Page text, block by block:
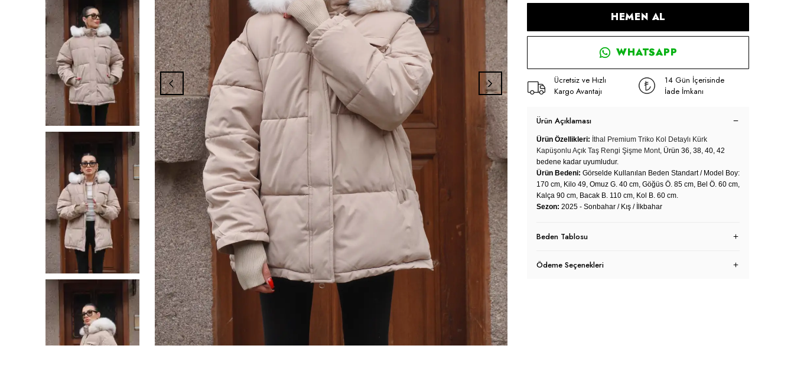
HEMEN AL
WHATSAPP
Ücretsiz ve Hızlı
Kargo Avantajı
14 Gün İçerisinde
İade İmkanı
Ürün Açıklaması
Ürün Özellikleri: İthal Premium Triko Kol Detaylı Kürk
Kapüşonlu Açık Taş Rengi Şişme Mont, Ürün 36, 38, 40, 42
bedene kadar uyumludur.
Ürün Bedeni: Görselde Kullanılan Beden Standart / Model Boy:
170 cm, Kilo 49, Omuz G. 40 cm, Göğüs Ö. 85 cm, Bel Ö. 60 cm,
Kalça 90 cm, Bacak B. 110 cm, Kol B. 60 cm.
Sezon: 2025 - Sonbahar / Kış / İlkbahar
Beden Tablosu
Ödeme Seçenekleri